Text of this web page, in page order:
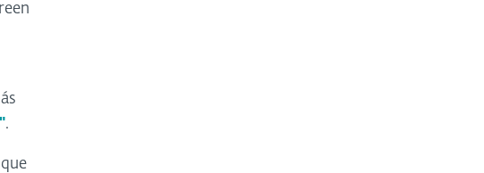
.
que